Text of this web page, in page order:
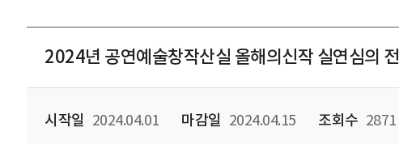
2024년 공연예술창작산실 올해의신작 실연심의
시작일 2024.04.01 마감일 2024.04.15 조회수 2871